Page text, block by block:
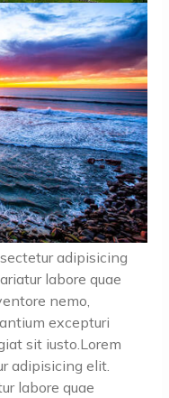
adipisicing
labore quae
nemo,
excepturi
sit iusto.Lorem
adipisicing elit.
labore quae